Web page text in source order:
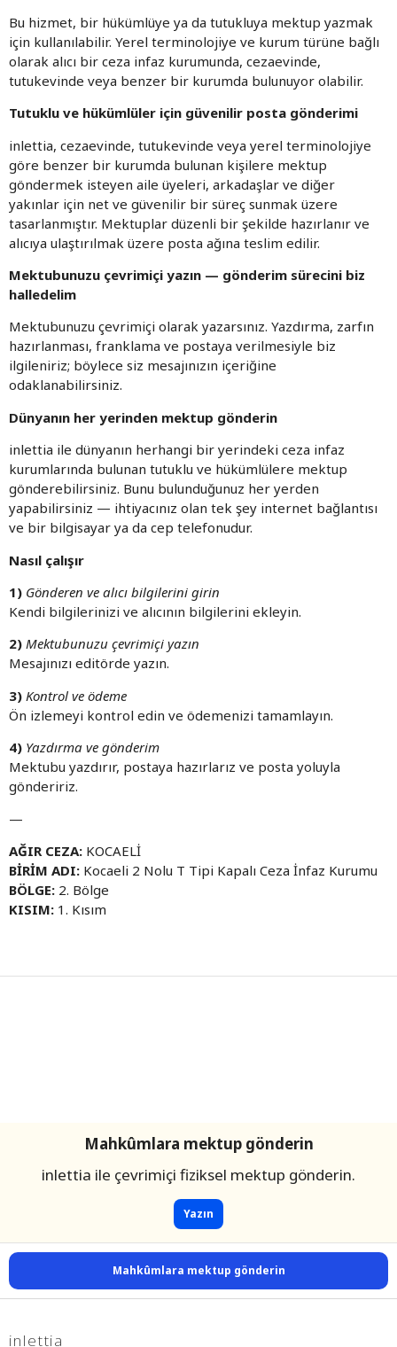
Bu hizmet, bir hükümlüye ya da tutukluya mektup yazmak
için kullanılabilir. Yerel terminolojiye ve kurum türüne bağlı
olarak alıcı bir ceza infaz kurumunda, cezaevinde,
tutukevinde veya benzer bir kurumda bulunuyor olabilir.
Tutuklu ve hükümlüler için güvenilir posta gönderimi
inlettia, cezaevinde, tutukevinde veya yerel terminolojiye
göre benzer bir kurumda bulunan kişilere mektup
göndermek isteyen aile üyeleri, arkadaşlar ve diğer
yakınlar için net ve güvenilir bir süreç sunmak üzere
tasarlanmıştır. Mektuplar düzenli bir şekilde hazırlanır ve
alıcıya ulaştırılmak üzere posta ağına teslim edilir.
Mektubunuzu çevrimiçi yazın — gönderim sürecini biz
halledelim
Mektubunuzu çevrimiçi olarak yazarsınız. Yazdırma, zarfın
hazırlanması, franklama ve postaya verilmesiyle biz
ilgileniriz; böylece siz mesajınızın içeriğine
odaklanabilirsiniz.
Dünyanın her yerinden mektup gönderin
inlettia ile dünyanın herhangi bir yerindeki ceza infaz
kurumlarında bulunan tutuklu ve hükümlülere mektup
gönderebilirsiniz. Bunu bulunduğunuz her yerden
yapabilirsiniz — ihtiyacınız olan tek şey internet bağlantısı
ve bir bilgisayar ya da cep telefonudur.
Nasıl çalışır
1) Gönderen ve alıcı bilgilerini girin
Kendi bilgilerinizi ve alıcının bilgilerini ekleyin.
2) Mektubunuzu çevrimiçi yazın
Mesajınızı editörde yazın.
3) Kontrol ve ödeme
Ön izlemeyi kontrol edin ve ödemenizi tamamlayın.
4) Yazdırma ve gönderim
Mektubu yazdırır, postaya hazırlarız ve posta yoluyla
göndeririz.
—
AĞIR CEZA: KOCAELİ
BİRİM ADI: Kocaeli 2 Nolu T Tipi Kapalı Ceza İnfaz Kurumu
BÖLGE: 2. Bölge
KISIM: 1. Kısım
Mahkûmlara mektup gönderin
inlettia ile çevrimiçi fiziksel mektup gönderin.
Yazın
Mahkûmlara mektup gönderin
inlettia